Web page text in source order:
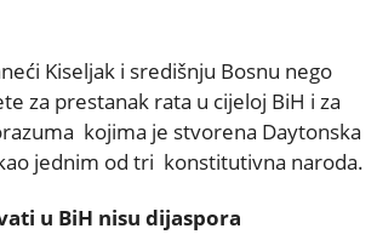
Kiseljak i središnju Bosnu nego
za prestanak rata u cijeloj BiH i za
kojima je stvorena Daytonska
jednim od tri konstitutivna naroda.
u BiH nisu dijaspora